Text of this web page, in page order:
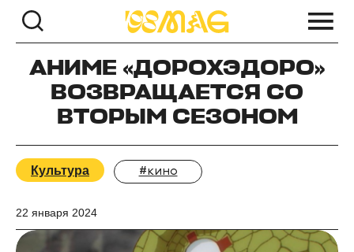
АНИМЕ «ДОРОХЭДОРО»
ВОЗВРАЩАЕТСЯ СО
ВТОРЫМ СЕЗОНОМ
Культура #кино
22 января 2024